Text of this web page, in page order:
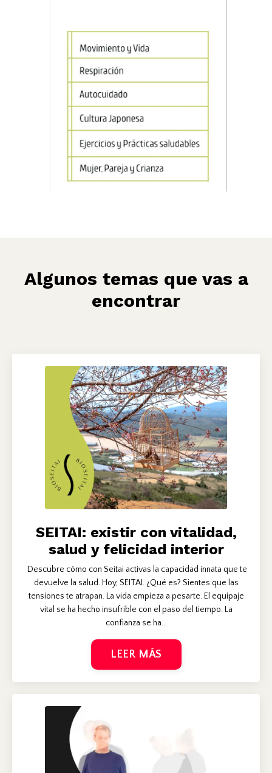
Algunos temas que vas a
encontrar
SEITAI: existir con vitalidad,
salud y felicidad interior
Descubre cómo con Seitai activas la capacidad innata que te
devuelve la salud. Hoy, SEITAI. ¿Qué es? Sientes que las
tensiones te atrapan. La vida empieza a pesarte. El equipaje
vital se ha hecho insufrible con el paso del tiempo. La
confianza se ha...
LEER MÁS